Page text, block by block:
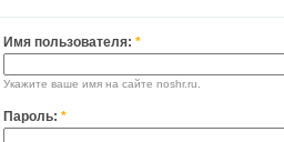
Имя пользователя: *
Укажите ваше имя на сайте noshr.ru.
Пароль: *